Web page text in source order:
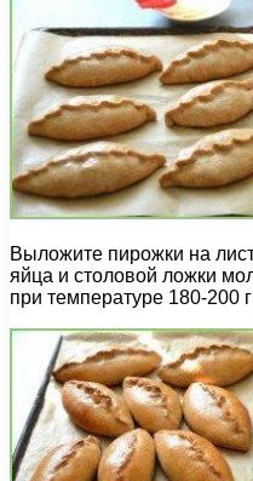
Выложите пирожки на
яйца и столовой ложки
при температуре 180-200